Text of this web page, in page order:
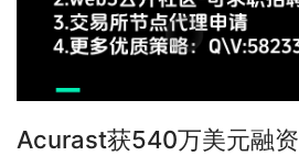
Acurast获540万美元融资